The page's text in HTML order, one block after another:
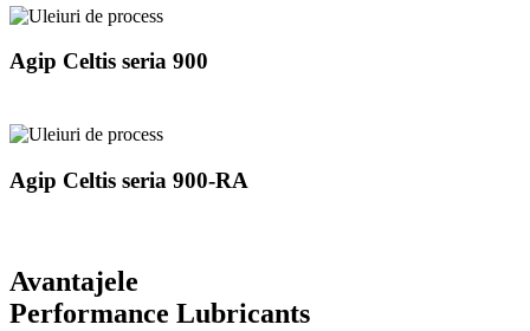
Agip Celtis seria 900
Agip Celtis seria 900-RA
Avantajele
Performance Lubricants